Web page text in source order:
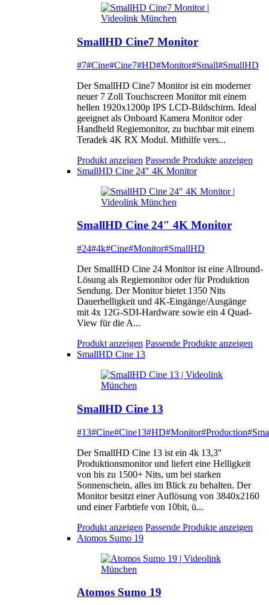
SmallHD Cine7 Monitor
#7#Cine#Cine7#HD#Monitor#Small#SmallHD
Der SmallHD Cine7 Monitor ist ein moderner
neuer 7 Zoll Touchscreen Monitor mit einem
hellen 1920x1200p IPS LCD-Bildschirm. Ideal
geeignet als Onboard Kamera Monitor oder
Handheld Regiemonitor, zu buchbar mit einem
Teradek 4K RX Modul. Mithilfe vers...
Produkt anzeigen Passende Produkte anzeigen
SmallHD Cine 24″ 4K Monitor
SmallHD Cine 24″ 4K Monitor
#24#4k#Cine#Monitor#SmallHD
Der SmallHD Cine 24 Monitor ist eine Allround-
Lösung als Regiemonitor oder für Produktion
Sendung. Der Monitor bietet 1350 Nits
Dauerhelligkeit und 4K-Eingänge/Ausgänge
mit 4x 12G-SDI-Hardware sowie ein 4 Quad-
View für die A...
Produkt anzeigen Passende Produkte anzeigen
SmallHD Cine 13
SmallHD Cine 13
#13#Cine#Cine13#HD#Monitor#Production
Der SmallHD Cine 13 ist ein 4k 13,3''
Produktionsmonitor und liefert eine Helligkeit
von bis zu 1500+ Nits, um bei starken
Sonnenschein, alles im Blick zu behalten. Der
Monitor besitzt einer Auflösung von 3840x2160
und einer Farbtiefe von 10bit, ü...
Produkt anzeigen Passende Produkte anzeigen
Atomos Sumo 19
Atomos Sumo 19